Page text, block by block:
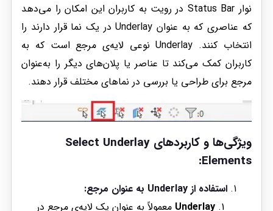
نوار Status Bar در رویت به کاربران این امکان را می‌دهد
که عناصری که به عنوان Underlay در یک نما قرار دارند را
انتخاب کنند. Underlay نوعی لایه‌ی مرجع است که به
کاربران کمک می‌کند تا عناصر یا پلان‌های دیگر را به‌عنوان
مرجع برای طراحی یا بررسی در نماهای مختلف قرار دهند.
ویژگی‌ها و کاربردهای Select Underlay
Elements:
استفاده از Underlay به عنوان مرجع:
Underlay معمولاً به عنوان یک لایه‌ی مرجع در